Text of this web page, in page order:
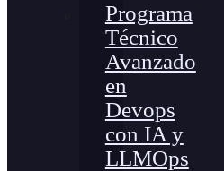
Programa
Técnico
Avanzado
en
Devops
con IA y
LLMOps